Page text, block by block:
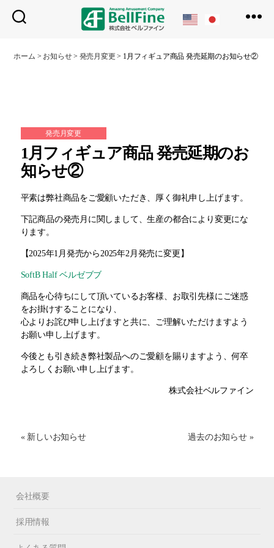
フ
ホーム > お知らせ> 発売月変更 > 1月フィギュア商品 発売延期のお知らせ②
発売月変更
1月フィギュア商品 発売延期のお
知らせ②
平素は弊社商品をご愛顧いただき、厚く御礼申し上げます。
下記商品の発売月に関しまして、生産の都合により変更にな
ります。
【2025年1月発売から2025年2月発売に変更】
SoftB Half ベルゼブブ
商品を心待ちにして頂いているお客様、お取引先様にご迷惑
をお掛けすることになり、
心よりお詫び申し上げますと共に、ご理解いただけますよう
お願い申し上げます。
今後とも引き続き弊社製品へのご愛顧を賜りますよう、何卒
よろしくお願い申し上げます。
株式会社ベルファイン
« 新しいお知らせ 過去のお知らせ »
会社概要
採用情報